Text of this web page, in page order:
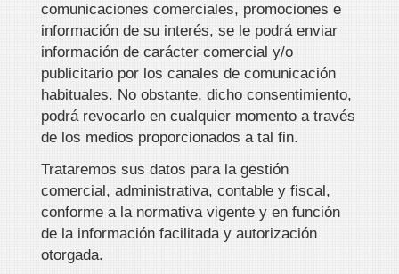
comunicaciones comerciales, promociones e
información de su interés, se le podrá enviar
información de carácter comercial y/o
publicitario por los canales de comunicación
habituales. No obstante, dicho consentimiento,
podrá revocarlo en cualquier momento a través
de los medios proporcionados a tal fin.
Trataremos sus datos para la gestión
comercial, administrativa, contable y fiscal,
conforme a la normativa vigente y en función
de la información facilitada y autorización
otorgada.